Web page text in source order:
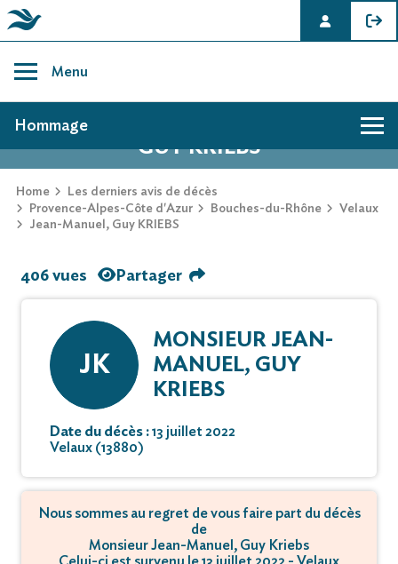
content
Menu
AVIS DE DÉCÈS DE JEAN-MANUEL,
GUY KRIEBS
Home
Les derniers avis de décès
Provence-Alpes-Côte d'Azur
Bouches-du-Rhône
Velaux
Jean-Manuel, Guy KRIEBS
Hommage
406 vues Partager
JK
MONSIEUR JEAN-
MANUEL, GUY
KRIEBS
Date du décès :13 juillet 2022
Velaux (13880)
Nous sommes au regret de vous faire part du décès
de
Monsieur Jean-Manuel, Guy Kriebs